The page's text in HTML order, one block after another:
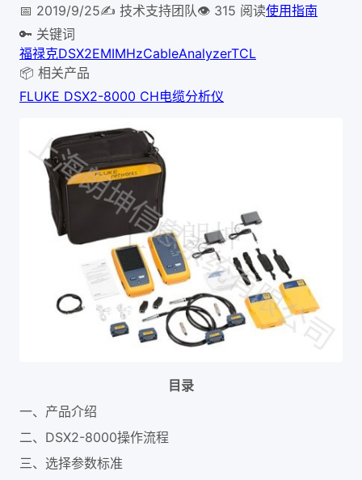
📅 2019/9/25✍️ 技术支持团队👁 315 阅读使用指南
🔑 关键词
福禄克DSX2EMIMHzCableAnalyzerTCL
📦 相关产品
FLUKE DSX2-8000 CH电缆分析仪
目录
一、产品介绍
二、DSX2-8000操作流程
三、选择参数标准